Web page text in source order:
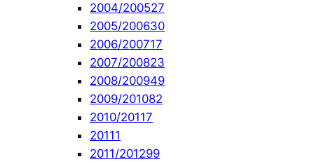
2004/200527
2005/200630
2006/200717
2007/200823
2008/200949
2009/201082
2010/20117
20111
2011/201299